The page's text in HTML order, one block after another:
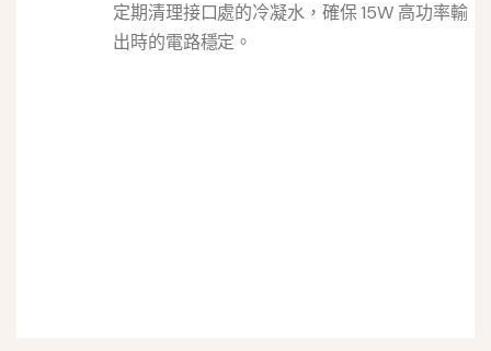
定期清理接口處的冷凝水，確保 15W 高功率輸
出時的電路穩定。